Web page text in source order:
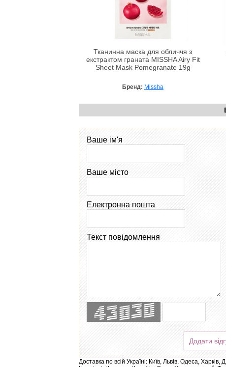
Тканинна маска для обличчя з
екстрактом граната MISSHA Airy Fit
Sheet Mask Pomegranate 19g
Бренд: Missha
Ваше ім'я
Ваше місто
Електронна пошта
Текст повідомлення
Додати
Доставка по всій Україні: Київ, Львів, Одеса,